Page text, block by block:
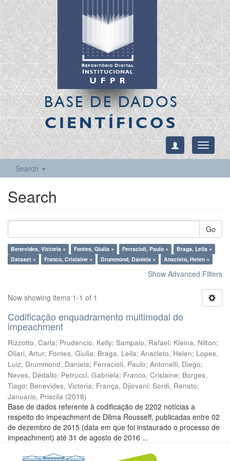
BASE DE DADOS
CIENTÍFICOS
Toggle
Search
Search
Go
Benevides, Victoria × Fontes, Giulia × Ferracioli, Paulo ×
Braga, Leila ×
Dataset ×
Franco, Crislaine × Drummond, Daniela × Anacleto, Helen ×
Show Advanced Filters
Now showing items 1-1 of 1
Codificação enquadramento multimodal do
impeachment
Rizzotto, Carla; Prudencio, Kelly; Sampaio, Rafael; Kleina, Nilton;
Oliari, Artur; Fontes, Giulia; Braga, Leila; Anacleto, Helen; Lopes,
Luiz; Drummond, Daniela; Ferracioli, Paulo; Antonelli, Diego;
Neves, Dédallo; Petrucci, Gabriela; Franco, Crislaine; Borges,
Tiago; Benevides, Victoria; França, Djiovani; Sordi, Renato;
Januario, Priscila (2018)
Base de dados referente à codificação de 2202 notícias a
respeito do impeachment de Dilma Rousseff, publicadas entre 02
de dezembro de 2015 (data em que foi instaurado o processo de
impeachment) até 31 de agosto de 2016 ...